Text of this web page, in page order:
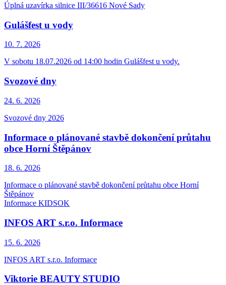
Úplná uzavírka silnice III/36616 Nové Sady
Gulášfest u vody
10. 7. 2026
V sobotu 18.07.2026 od 14:00 hodin Gulášfest u vody.
Svozové dny
24. 6. 2026
Svozové dny 2026
Informace o plánované stavbě dokončení průtahu
obce Horní Štěpánov
18. 6. 2026
Informace o plánované stavbě dokončení průtahu obce Horní
Štěpánov
Informace KIDSOK
INFOS ART s.r.o. Informace
15. 6. 2026
INFOS ART s.r.o. Informace
Viktorie BEAUTY STUDIO